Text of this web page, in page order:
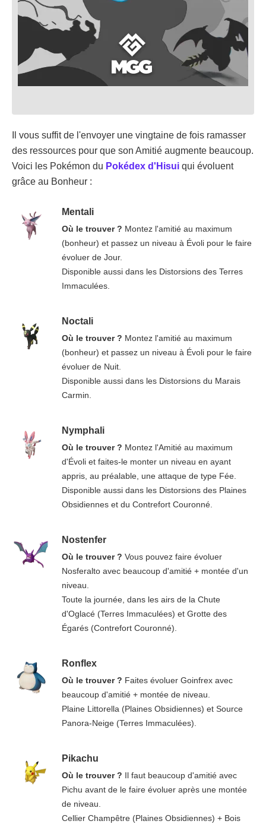
Il vous suffit de l'envoyer une vingtaine de fois ramasser
des ressources pour que son Amitié augmente beaucoup.
Voici les Pokémon du Pokédex d'Hisui qui évoluent
grâce au Bonheur :
Mentali
Où le trouver ? Montez l'amitié au maximum
(bonheur) et passez un niveau à Évoli pour le faire
évoluer de Jour.
Disponible aussi dans les Distorsions des Terres
Immaculées.
Noctali
Où le trouver ? Montez l'amitié au maximum
(bonheur) et passez un niveau à Évoli pour le faire
évoluer de Nuit.
Disponible aussi dans les Distorsions du Marais
Carmin.
Nymphali
Où le trouver ? Montez l'Amitié au maximum
d'Évoli et faites-le monter un niveau en ayant
appris, au préalable, une attaque de type Fée.
Disponible aussi dans les Distorsions des Plaines
Obsidiennes et du Contrefort Couronné.
Nostenfer
Où le trouver ? Vous pouvez faire évoluer
Nosferalto avec beaucoup d'amitié + montée d'un
niveau.
Toute la journée, dans les airs de la Chute
d'Oglacé (Terres Immaculées) et Grotte des
Égarés (Contrefort Couronné).
Ronflex
Où le trouver ? Faites évoluer Goinfrex avec
beaucoup d'amitié + montée de niveau.
Plaine Littorella (Plaines Obsidiennes) et Source
Panora-Neige (Terres Immaculées).
Pikachu
Où le trouver ? Il faut beaucoup d'amitié avec
Pichu avant de le faire évoluer après une montée
de niveau.
Cellier Champêtre (Plaines Obsidiennes) + Bois